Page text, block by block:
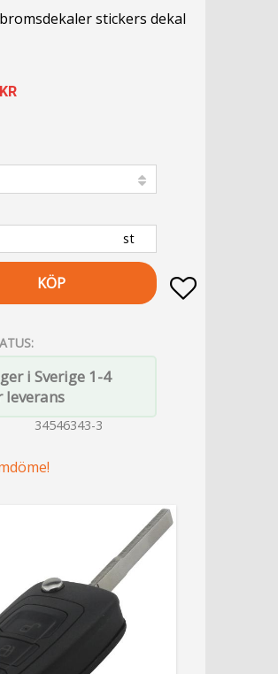
stickers dekal
pris:
KR
st
KÖP Lägg till i
i Sverige 1-4
leverans
34546343-3